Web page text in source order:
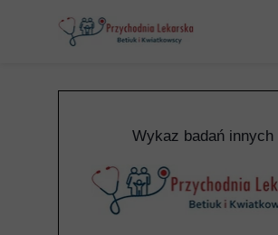
Wykaz badań innych